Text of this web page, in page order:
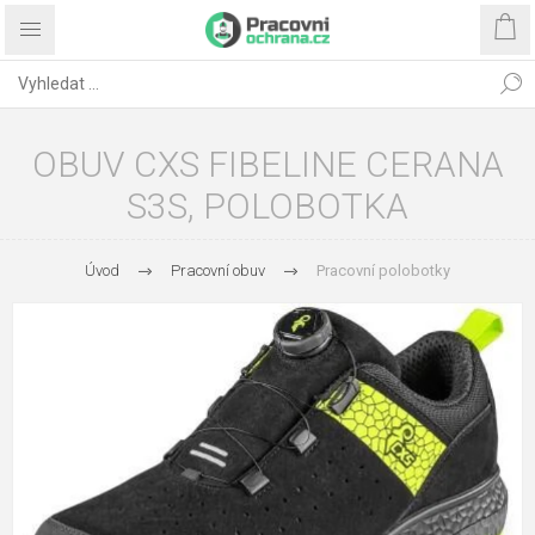
OBUV CXS FIBELINE CERANA
S3S, POLOBOTKA
Úvod Pracovní obuv Pracovní polobotky